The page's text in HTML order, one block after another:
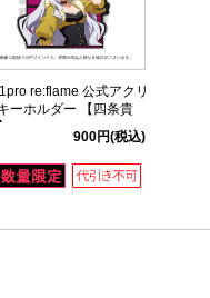
re:flame 公式アクリ
ーホルダー 【四条貴
900円(税込)